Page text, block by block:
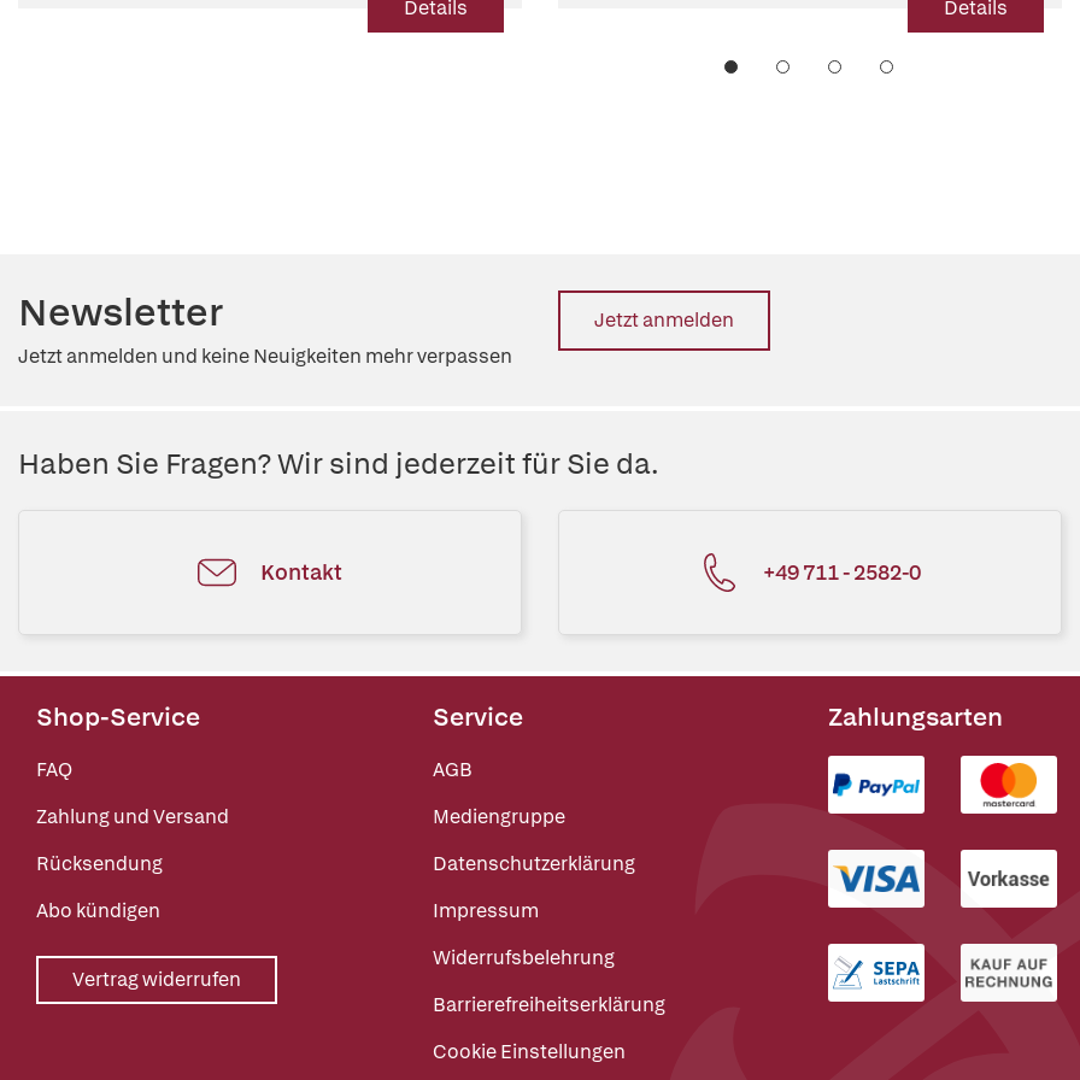
Details Details
Newsletter
Jetzt anmelden und keine Neuigkeiten mehr verpassen
Jetzt anmelden
Haben Sie Fragen? Wir sind jederzeit für Sie da.
Kontakt +49 711 - 2582-0
Shop-Service
FAQ
Zahlung und Versand
Rücksendung
Abo kündigen
Vertrag widerrufen
Service
AGB
Mediengruppe
Datenschutzerklärung
Impressum
Widerrufsbelehrung
Barrierefreiheitserklärung
Cookie Einstellungen
Zahlungsarten